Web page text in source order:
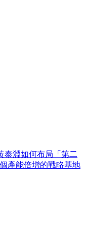
泰淵如何布局「第二
產能倍增的戰略基地